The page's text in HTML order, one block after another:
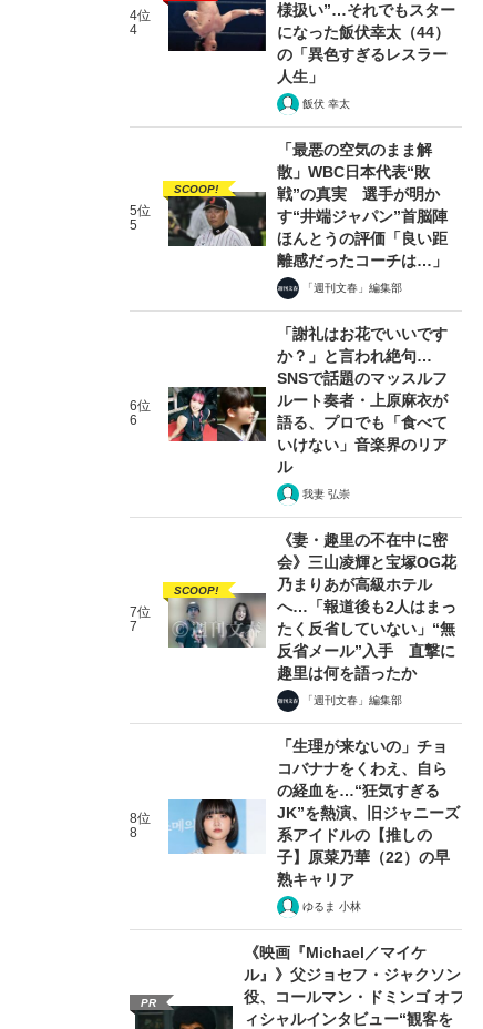
4位
4
様扱い”…それでもスター
になった飯伏幸太（44）
の「異色すぎるレスラー
人生」
飯伏 幸太
5位
5
SCOOP!
「最悪の空気のまま解
散」WBC日本代表“敗
戦”の真実 選手が明か
す“井端ジャパン”首脳陣
ほんとうの評価「良い距
離感だったコーチは…」
「週刊文春」編集部
6位
6
「謝礼はお花でいいです
か？」と言われ絶句…
SNSで話題のマッスルフ
ルート奏者・上原麻衣が
語る、プロでも「食べて
いけない」音楽界のリア
ル
我妻 弘崇
7位
7
SCOOP!
《妻・趣里の不在中に密
会》三山凌輝と宝塚OG花
乃まりあが高級ホテル
へ…「報道後も2人はまっ
たく反省していない」“無
反省メール”入手 直撃に
趣里は何を語ったか
「週刊文春」編集部
8位
8
「生理が来ないの」チョ
コバナナをくわえ、自ら
の経血を…“狂気すぎる
JK”を熱演、旧ジャニーズ
系アイドルの【推しの
子】原菜乃華（22）の早
熟キャリア
ゆるま 小林
PR
《映画『Michael／マイケ
ル』》父ジョセフ・ジャクソン
役、コールマン・ドミンゴ オフ
ィシャルインタビュー“観客を